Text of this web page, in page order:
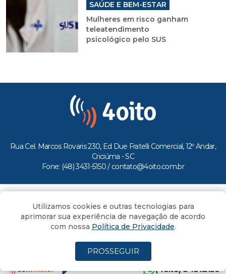
SAÚDE E BEM-ESTAR
Mulheres em risco ganham
teleatendimento
psicológico pelo SUS
Rua Cel. Marcos Rovaris 230, Ed Due Fratelli Comercial, 12º Andar,
Criciúma - SC
Fone: (48) 3431-5150 / contato@4oito.com.br
Todos os direitos reservados ao Portal 4oito
(4oito) 3431.5150
Utilizamos cookies e outras tecnologias para
aprimorar sua experiência de navegação de acordo
com nossa Política de Privacidade.
PROSSEGUIR